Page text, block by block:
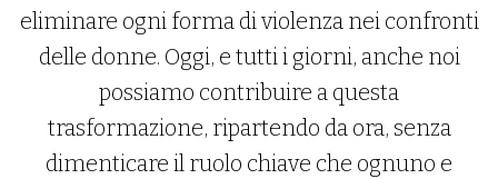
eliminare ogni forma di violenza nei confronti
delle donne. Oggi, e tutti i giorni, anche noi
possiamo contribuire a questa
trasformazione, ripartendo da ora, senza
dimenticare il ruolo chiave che ognuno e